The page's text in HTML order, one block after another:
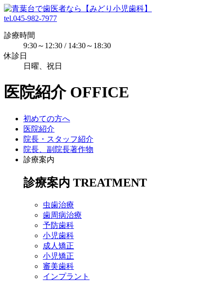
tel.045-982-7977
診療時間
9:30～12:30 / 14:30～18:30
休診日
日曜、祝日
医院紹介 OFFICE
初めての方へ
医院紹介
院長・スタッフ紹介
院長、副院長著作物
診療案内
診療案内 TREATMENT
虫歯治療
歯周病治療
予防歯科
小児歯科
成人矯正
小児矯正
審美歯科
インプラント